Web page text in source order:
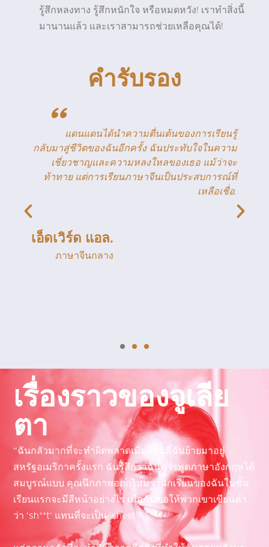
รู้สึกหลงทาง รู้สึกหนักใจ หรือหมดหวัง! เราทำสิ่งนี้
มานานแล้ว และเราสามารถช่วยเหลือคุณได้!
คำรับรอง
" ฉันรู้สึกยินดีเป็นอย่างยิ่งที่ได้เขียนเกี่ยวกับชั้น
เรียนภาษาจีนของเรา ฉันไม่เคยฝันมาก่อนเลยว่า
วันหนึ่งฉันจะสามารถคิดเป็นภาษาจีนได้! ดานดาน
เป็นครูที่ยอดเยี่ยมและใจเย็นมาก ทำให้ชั้นเรียน
สนุกสนานและผลักดันให้พวกเราทำมากขึ้นเรื่อยๆ
ฉันขอแนะนำคอร์สนี้อย่างยิ่ง โดยเฉพาะสำหรับผู้
เรียนที่มีแรงจูงใจ การเรียนภาษาจีนนั้นง่ายกว่าที่
เรื่องราวของจูเลีย
ตา
“ฉันกลัวมากที่จะทำผิดพลาดเมื่อตอนที่ฉันย้ายมาอยู่
สหรัฐอเมริกาครั้งแรก ฉันรู้สึกว่าฉันควรพูดภาษาอังกฤษได้
สมบูรณ์แบบ คุณนึกภาพออกไหมว่านักเรียนของฉันในชั้น
เรียนแรกจะมีสีหน้าอย่างไร เมื่อฉันขอให้พวกเขาเขียนคำ
ว่า ’sh**t‘ แทนที่จะเป็น ’sheet‘?